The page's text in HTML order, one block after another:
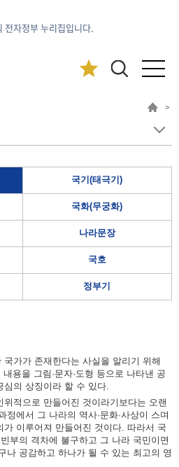
전자정부 누리집입니다.
>
국기(태극기)
국화(무궁화)
나라문장
국호
정부기
가가 존재한다는 사실을 알리기 위해
용을 그림·문자·도형 등으로 나타낸 공
심의 상징이라 할 수 있다.
적으로 만들어진 것이라기보다는 오랜
정에서 그 나라의 역사·문화·사상이 스며
가 이루어져 만들어진 것이다. 따라서 국
부의 격차에 불구하고 그 나라 국민이면
나 공감하고 하나가 될 수 있는 최고의 영